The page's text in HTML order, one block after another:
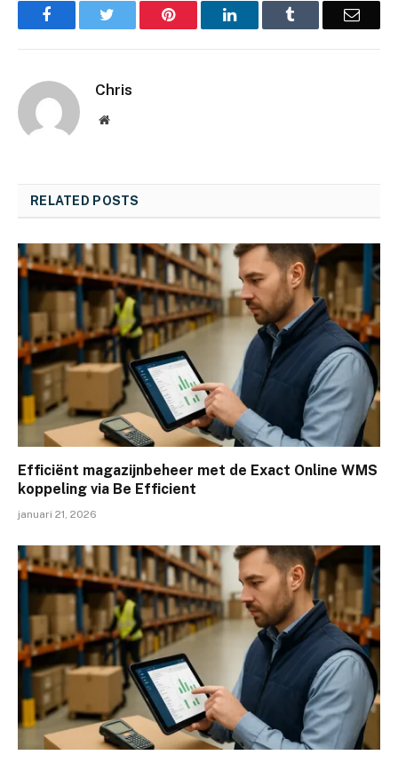
Facebook Pinterest LinkedIn Email
Chris
Website
RELATED POSTS
Efficiënt magazijnbeheer met de Exact Online WMS
koppeling via Be Efficient
januari 21, 2026